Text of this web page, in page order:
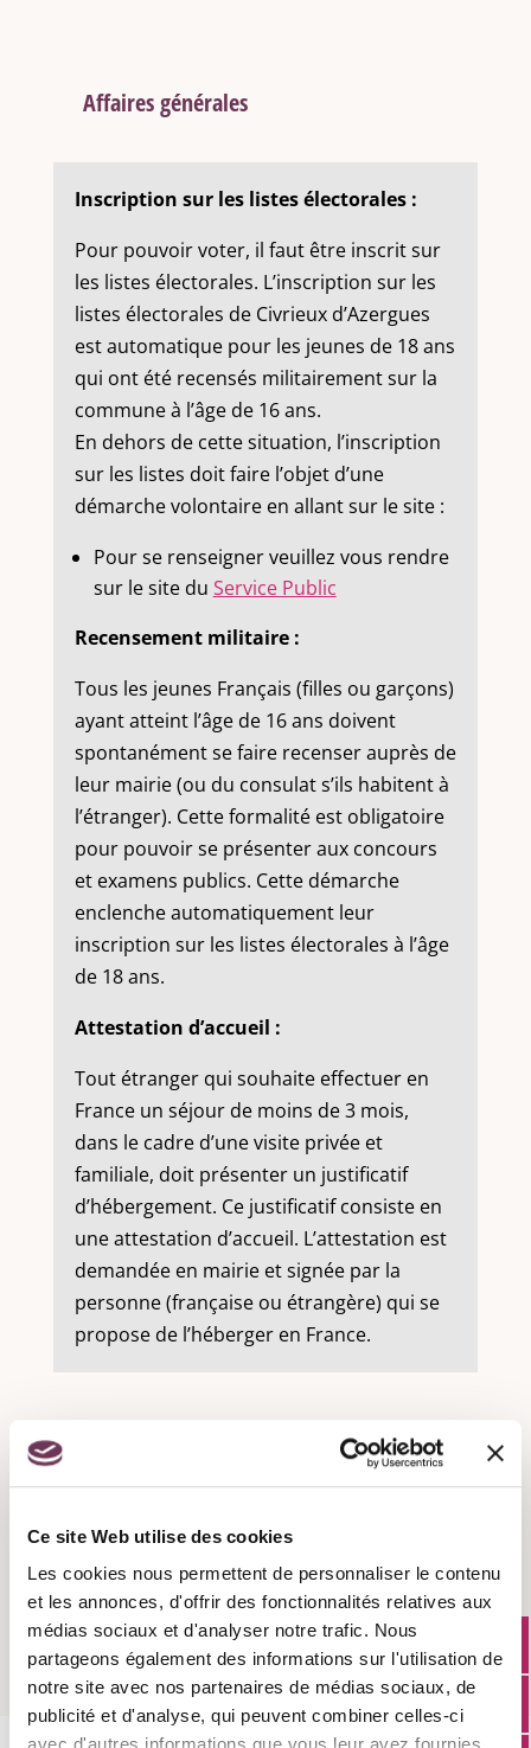
Ce site Web utilise des cookies
Les cookies nous permettent de personnaliser le contenu
et les annonces, d'offrir des fonctionnalités relatives aux
médias sociaux et d'analyser notre trafic. Nous
partageons également des informations sur l'utilisation de
notre site avec nos partenaires de médias sociaux, de
publicité et d'analyse, qui peuvent combiner celles-ci
Affaires générales
Inscription sur les listes électorales :
Pour pouvoir voter, il faut être inscrit sur
les listes électorales. L’inscription sur les
listes électorales de Civrieux d’Azergues
est automatique pour les jeunes de 18 ans
qui ont été recensés militairement sur la
commune à l’âge de 16 ans.
En dehors de cette situation, l’inscription
sur les listes doit faire l’objet d’une
démarche volontaire en allant sur le site :
Pour se renseigner veuillez vous rendre
sur le site du Service Public
Recensement militaire :
Tous les jeunes Français (filles ou garçons)
ayant atteint l’âge de 16 ans doivent
spontanément se faire recenser auprès de
leur mairie (ou du consulat s’ils habitent à
l’étranger). Cette formalité est obligatoire
pour pouvoir se présenter aux concours
et examens publics. Cette démarche
enclenche automatiquement leur
inscription sur les listes électorales à l’âge
de 18 ans.
Attestation d’accueil :
Tout étranger qui souhaite effectuer en
France un séjour de moins de 3 mois,
dans le cadre d’une visite privée et
familiale, doit présenter un justificatif
d’hébergement. Ce justificatif consiste en
une attestation d’accueil. L’attestation est
demandée en mairie et signée par la
personne (française ou étrangère) qui se
propose de l’héberger en France.
Attestation d'accueil :